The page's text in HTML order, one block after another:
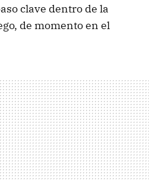
clave dentro de la
de momento en el